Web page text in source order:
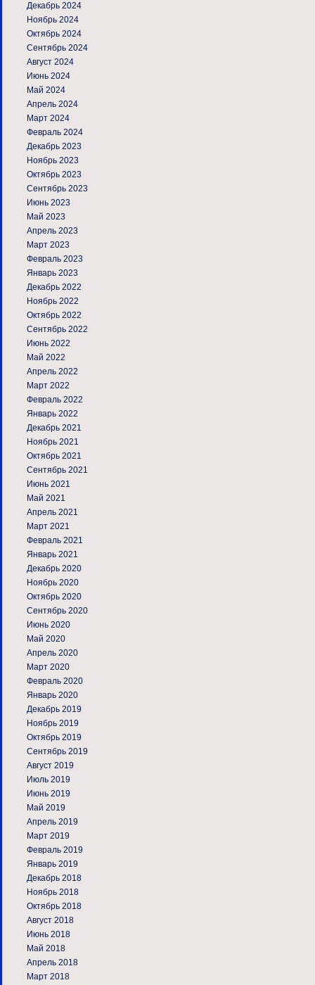
Декабрь 2024
Ноябрь 2024
Октябрь 2024
Сентябрь 2024
Август 2024
Июнь 2024
Май 2024
Апрель 2024
Март 2024
Февраль 2024
Декабрь 2023
Ноябрь 2023
Октябрь 2023
Сентябрь 2023
Июнь 2023
Май 2023
Апрель 2023
Март 2023
Февраль 2023
Январь 2023
Декабрь 2022
Ноябрь 2022
Октябрь 2022
Сентябрь 2022
Июнь 2022
Май 2022
Апрель 2022
Март 2022
Февраль 2022
Январь 2022
Декабрь 2021
Ноябрь 2021
Октябрь 2021
Сентябрь 2021
Июнь 2021
Май 2021
Апрель 2021
Март 2021
Февраль 2021
Январь 2021
Декабрь 2020
Ноябрь 2020
Октябрь 2020
Сентябрь 2020
Июнь 2020
Май 2020
Апрель 2020
Март 2020
Февраль 2020
Январь 2020
Декабрь 2019
Ноябрь 2019
Октябрь 2019
Сентябрь 2019
Август 2019
Июль 2019
Июнь 2019
Май 2019
Апрель 2019
Март 2019
Февраль 2019
Январь 2019
Декабрь 2018
Ноябрь 2018
Октябрь 2018
Август 2018
Июнь 2018
Май 2018
Апрель 2018
Март 2018